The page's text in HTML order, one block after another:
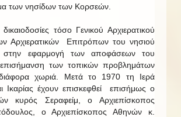
των νησίδων των Κορσεών.
τόσο Γενικού Αρχιερατικού
Αρχιερατικών Επιτρόπων του νησιού
στην εφαρμογή των αποφάσεων του
των τοπικών προβλημάτων
χωριά. Μετά το 1970 τη Ιερά
έχουν επισκεφθεί επισήμως ο
κυρός Σεραφείμ, ο Αρχιεπίσκοπος
ο Αρχιεπίσκοπος Αθηνών κ.